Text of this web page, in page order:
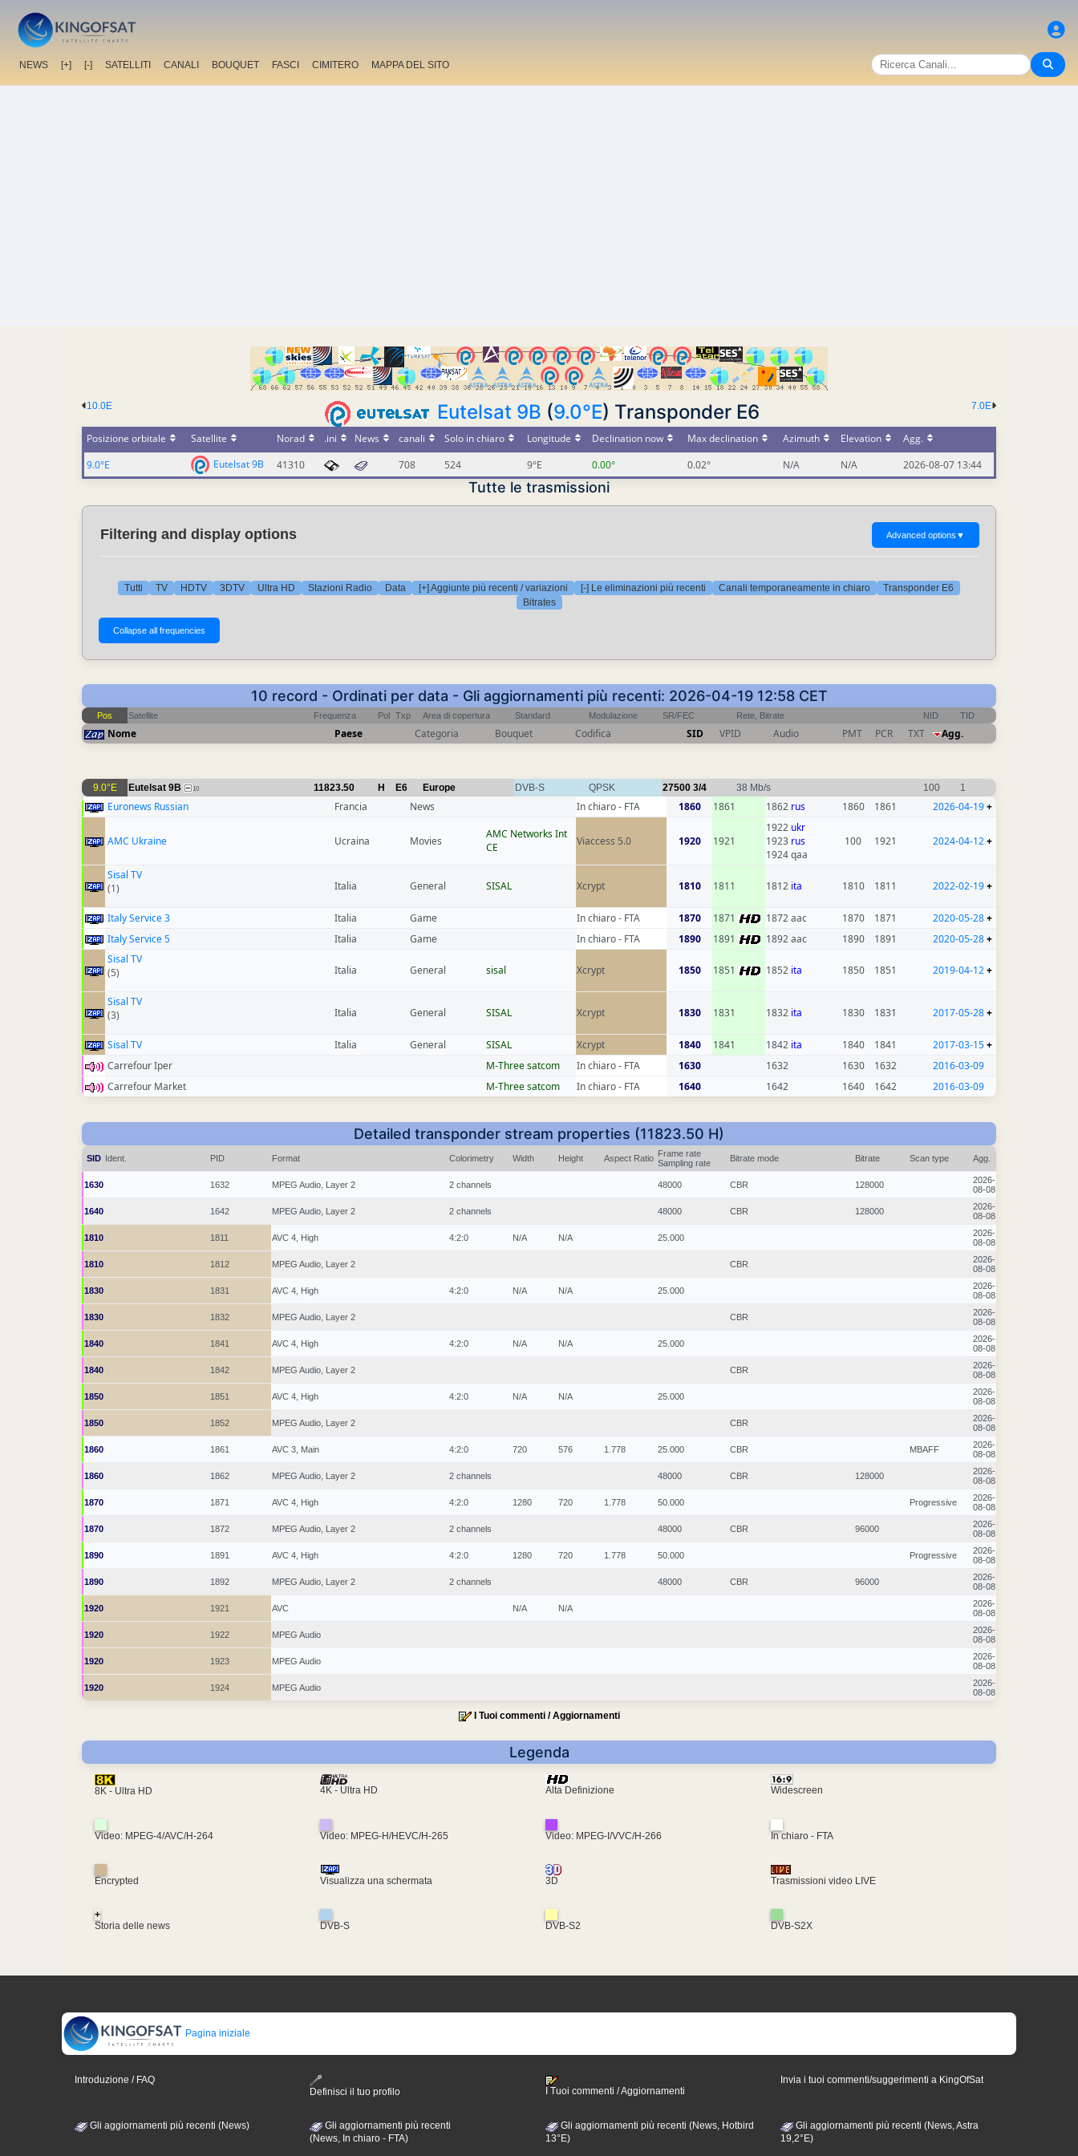
NEWS [+] [-] SATELLITI CANALI BOUQUET FASCI CIMITERO MAPPA DEL SITO
7.0E
10.0E Eutelsat 9B (9.0°E) Transponder E6
Posizione orbitale Satellite Norad .ini News canali Solo in chiaro Longitude Declination now Max declination Azimuth Elevation
Agg.
9.0°E
Eutelsat 9B 41310 708 524 9°E 0.00° 0.02° N/A N/A 2026-08-07 13:44
Tutte le trasmissioni
Filtering and display options Advanced options ▼
Tutti TV HDTV 3DTV Ultra HD Stazioni Radio Data [+] Aggiunte più recenti / variazioni [-] Le eliminazioni più recenti Canali temporaneamente in chiaro
Transponder E6
Bitrates
10 record - Ordinati per data - Gli aggiornamenti più recenti: 2026-04-19 12:58 CET
Pos Satellite Frequenza Pol Txp Area di copertura Standard Modulazione SR/FEC Rete, Bitrate NID TID
Nome Paese Categoria Bouquet Codifica SID VPID Audio PMT PCR TXT Agg.
9.0°E Eutelsat 9B 10 11823.50 H E6 Europe DVB-S QPSK 27500 3/4 38 Mb/s 100 1
Euronews Russian Francia News In chiaro - FTA 1860 1861 1862 rus 1860 1861 2026-04-19+
AMC Ukraine Ucraina Movies
AMC Networks Int
CE
Viaccess 5.0 1920 1921
1922 ukr
1923 rus
1924 qaa
100 1921 2024-04-12+
Sisal TV
(1)
Italia General SISAL Xcrypt 1810 1811 1812 ita 1810 1811 2022-02-19+
Italy Service 3 Italia Game In chiaro - FTA 1870 1871 1872 aac 1870 1871 2020-05-28+
Italy Service 5
Italia Game In chiaro - FTA 1890 1891 1892 aac 1890 1891 2020-05-28+
Sisal TV
(5)
Italia General sisal Xcrypt 1850 1851 1852 ita 1850 1851 2019-04-12+
Sisal TV
(3)
Italia General SISAL Xcrypt 1830 1831 1832 ita 1830 1831 2017-05-28+
Sisal TV Italia General SISAL Xcrypt 1840 1841 1842 ita 1840 1841 2017-03-15+
Carrefour Iper
M-Three satcom In chiaro - FTA 1630 1632 1630 1632
2016-03-09
Carrefour Market
M-Three satcom In chiaro - FTA 1640 1642 1640 1642 2016-03-09
Detailed transponder stream properties (11823.50 H)
SID Ident. PID Format Colorimetry Width Height Aspect Ratio Frame rate
Sampling rate
Bitrate mode Bitrate Scan type Agg.
1630 1632 MPEG Audio, Layer 2 2 channels 48000 CBR 128000
2026-
08-08
1640 1642 MPEG Audio, Layer 2 2 channels 48000 CBR 128000
2026-
08-08
1810 1811 AVC 4, High 4:2:0 N/A N/A 25.000
2026-
08-08
1810 1812 MPEG Audio, Layer 2 CBR
2026-
08-08
1830 1831 AVC 4, High 4:2:0 N/A N/A 25.000
2026-
08-08
1830 1832 MPEG Audio, Layer 2 CBR
2026-
08-08
1840 1841 AVC 4, High 4:2:0 N/A N/A 25.000
2026-
08-08
1840 1842 MPEG Audio, Layer 2 CBR
2026-
08-08
1850 1851 AVC 4, High 4:2:0 N/A N/A 25.000
2026-
08-08
1850 1852 MPEG Audio, Layer 2 CBR
2026-
08-08
1860 1861 AVC 3, Main 4:2:0 720 576 1.778 25.000 CBR MBAFF
2026-
08-08
1860 1862 MPEG Audio, Layer 2 2 channels 48000 CBR 128000
2026-
08-08
1870 1871 AVC 4, High 4:2:0 1280 720 1.778 50.000 Progressive
2026-
08-08
1870 1872 MPEG Audio, Layer 2 2 channels 48000 CBR 96000
2026-
08-08
1890 1891 AVC 4, High 4:2:0 1280 720 1.778 50.000 Progressive
2026-
08-08
1890 1892 MPEG Audio, Layer 2 2 channels 48000 CBR 96000
2026-
08-08
1920 1921 AVC N/A N/A
2026-
08-08
1920 1922 MPEG Audio
2026-
08-08
1920 1923 MPEG Audio
2026-
08-08
1920 1924 MPEG Audio
2026-
08-08
I Tuoi commenti / Aggiornamenti
Legenda
8K - Ultra HD 4K - Ultra HD Alta Definizione Widescreen
Video: MPEG-4/AVC/H-264 Video: MPEG-H/HEVC/H-265 Video: MPEG-I/VVC/H-266 In chiaro - FTA
Encrypted Visualizza una schermata 3D Trasmissioni video LIVE
+
Storia delle news
DVB-S DVB-S2 DVB-S2X
Pagina iniziale
Introduzione / FAQ
Definisci il tuo profilo
I Tuoi commenti / Aggiornamenti
Invia i tuoi commenti/suggerimenti a KingOfSat
Gli aggiornamenti più recenti (News)
Gli aggiornamenti più recenti
(News, In chiaro - FTA)
Gli aggiornamenti più recenti (News, Hotbird
13°E)
Gli aggiornamenti più recenti (News, Astra
19,2°E)